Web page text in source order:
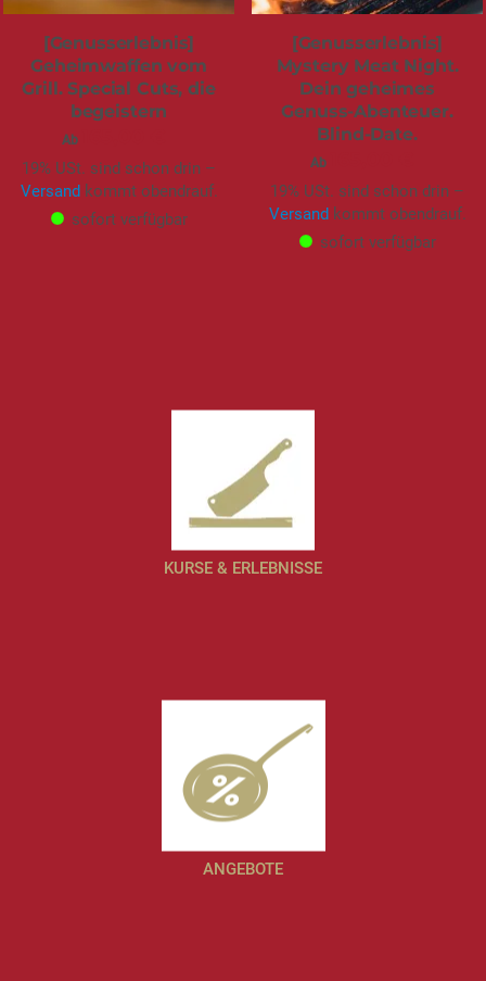
[Genusserlebnis]
Geheimwaffen vom
Grill. Special Cuts, die
begeistern
Ab
19% USt. sind schon drin –
Versand kommt obendrauf.
sofort verfügbar
[Genusserlebnis]
Mystery Meat Night.
Dein geheimes
Genuss-Abenteuer.
Blind-Date.
Ab
19% USt. sind schon drin –
Versand kommt obendrauf.
sofort verfügbar
KURSE & ERLEBNISSE
ANGEBOTE